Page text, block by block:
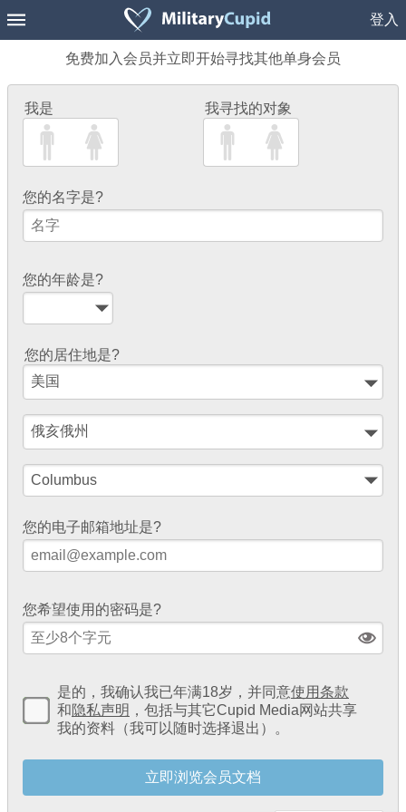
登入
免费加入会员并立即开始寻找其他单身会员
我是 我寻找的对象
您的名字是?
您的年龄是?
您的居住地是?
您的电子邮箱地址是?
您希望使用的密码是?
是的，我确认我已年满18岁，并同意使用条款
和隐私声明 ，包括与其它Cupid Media网站共享
我的资料（我可以随时选择退出）。